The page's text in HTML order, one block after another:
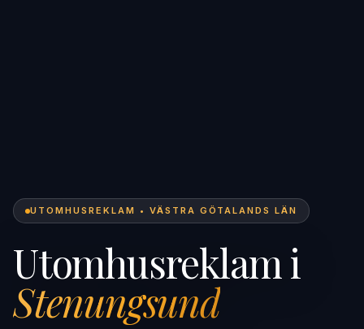
UTOMHUSREKLAM • VÄSTRA GÖTALANDS LÄN
Utomhusreklam i
Stenungsund